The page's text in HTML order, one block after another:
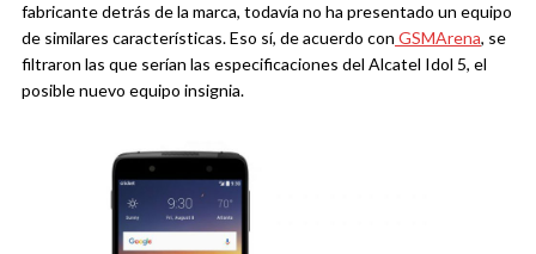
fabricante detrás de la marca, todavía no ha presentado un equipo
de similares características. Eso sí, de acuerdo con GSMArena, se
filtraron las que serían las especificaciones del Alcatel Idol 5, el
posible nuevo equipo insignia.